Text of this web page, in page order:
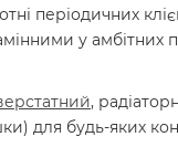
періодичних
у
,
для будь-яких